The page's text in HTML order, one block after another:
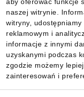
naszej witrynie.
witryny, udostępniamy
reklamowym i
informacje z innymi
uzyskanymi podczas
zgodzie możemy
zainteresowań i
Informacje